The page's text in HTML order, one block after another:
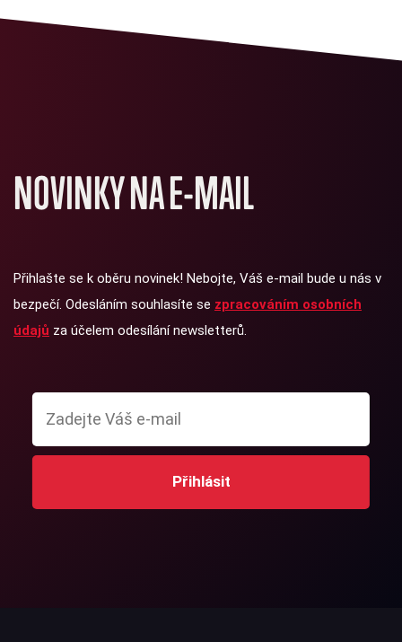
NOVINKY NA E-MAIL
Přihlašte se k oběru novinek! Nebojte, Váš e-mail bude u nás v
bezpečí. Odesláním souhlasíte se zpracováním osobních
údajů za účelem odesílání newsletterů.
Přihlásit